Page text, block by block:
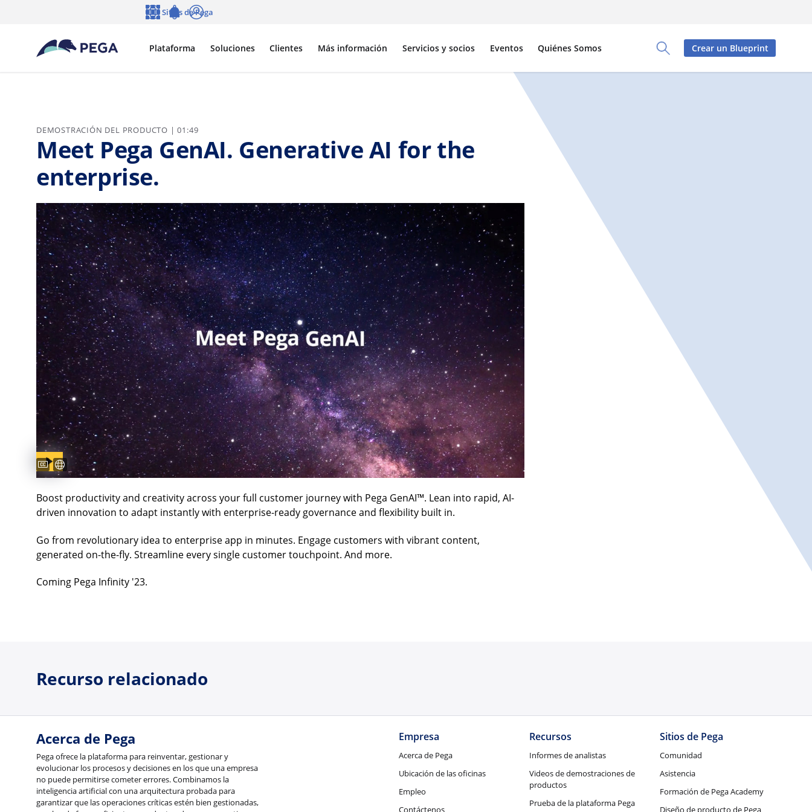
Toggle Search Panel
Plataforma Soluciones Clientes Más información Servicios y socios Eventos Quiénes Somos
Sitios de Pega
Crear un Blueprint
DEMOSTRACIÓN DEL PRODUCTO | 01:49
Meet Pega GenAI. Generative AI for the
enterprise.
Subtítulos disponibles
Captions available
Boost productivity and creativity across your full customer journey with Pega GenAI™. Lean into rapid, AI-
driven innovation to adapt instantly with enterprise-ready governance and flexibility built in.
Go from revolutionary idea to enterprise app in minutes. Engage customers with vibrant content,
generated on-the-fly. Streamline every single customer touchpoint. And more.
Coming Pega Infinity '23.
Recurso relacionado
Acerca de Pega
Pega ofrece la plataforma para reinventar, gestionar y
evolucionar los procesos y decisiones en los que una empresa
no puede permitirse cometer errores. Combinamos la
inteligencia artificial con una arquitectura probada para
garantizar que las operaciones críticas estén bien gestionadas,
Empresa
Acerca de Pega
Ubicación de las oficinas
Empleo
Contáctenos
Recursos
Informes de analistas
Videos de demostraciones de
productos
Prueba de la plataforma Pega
Sitios de Pega
Comunidad
Asistencia
Formación de Pega Academy
Diseño de producto de Pega